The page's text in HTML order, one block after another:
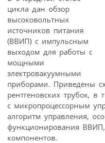
цикла дан обзор
высоковольтных
источников питания
(ВВИП) с импульсным
выходом для работы с
мощными
электровакуумными
приборами. Приведены
рентгеновских трубок, в
с микропроцессорным
алгоритм управления,
функционирования ВВИП,
компонентов.